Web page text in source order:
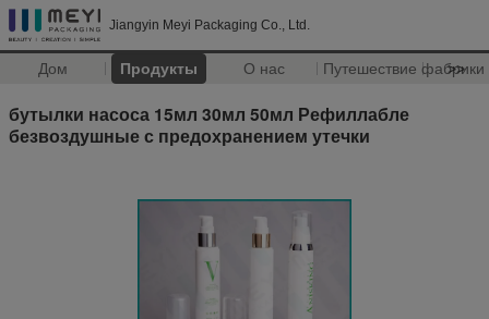
Jiangyin Meyi Packaging Co., Ltd.
Дом Продукты О нас Путешествие фабрики
>>
бутылки насоса 15мл 30мл 50мл Рефиллабле
безвоздушные с предохранением утечки